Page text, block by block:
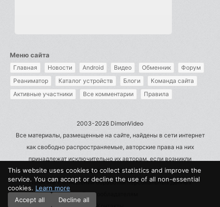
Меню сайта
Главная Новости Android Видео Обменник
Форум
Реаниматор
Каталог устройств Блоги
Команда сайта
Активные участники
Все комментарии Правила
2003-2026 DimonVideo
Все материалы, размещенные на сайте, найдены в сети интернет
как свободно распространяемые, авторские права на них
принадлежат исключительно их авторам, если возникли
претензии - пишите на admin@dimonvideo.ru
Политика в отношении обработки персональных данных
Правообладателям
This website uses cookies to collect statistics and improve the
service. You can accept or decline the use of all non-essential
cookies. Learn more
Accept all
Decline all